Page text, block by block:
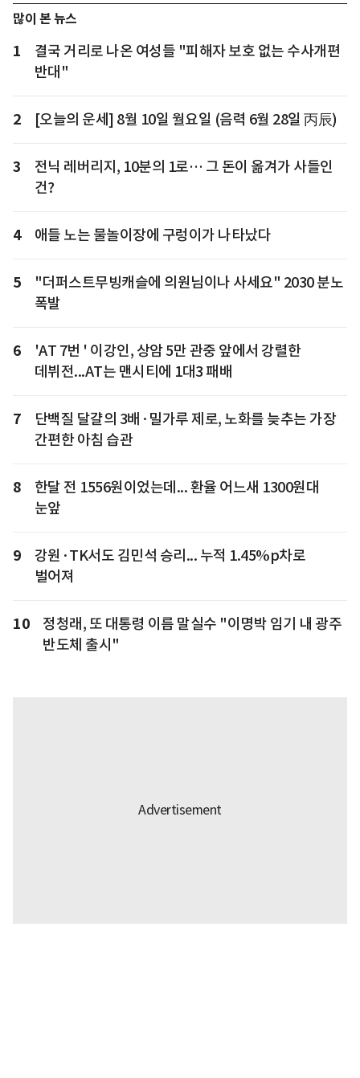
많이 본 뉴스
1
결국 거리로 나온 여성들 "피해자 보호 없는 수사개편
반대"
2 [오늘의 운세] 8월 10일 월요일 (음력 6월 28일 丙辰)
3
전닉 레버리지, 10분의 1로… 그 돈이 옮겨가 사들인
건?
4 애들 노는 물놀이장에 구렁이가 나타났다
5
"더퍼스트무빙캐슬에 의원님이나 사세요" 2030 분노
폭발
6
'AT 7번 ' 이강인, 상암 5만 관중 앞에서 강렬한
데뷔전...AT는 맨시티에 1대3 패배
7
단백질 달걀의 3배·밀가루 제로, 노화를 늦추는 가장
간편한 아침 습관
8
한달 전 1556원이었는데... 환율 어느새 1300원대
눈앞
9
강원·TK서도 김민석 승리... 누적 1.45%p차로
벌어져
10
정청래, 또 대통령 이름 말실수 "이명박 임기 내 광주
반도체 출시"